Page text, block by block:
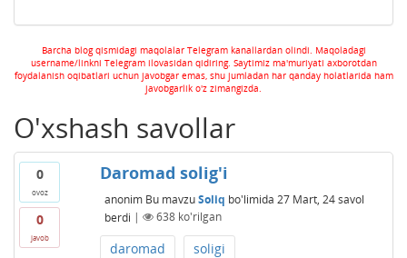
Barcha blog qismidagi maqolalar Telegram kanallardan olindi. Maqoladagi
username/linkni Telegram ilovasidan qidiring. Saytimiz ma'muriyati axborotdan
foydalanish oqibatlari uchun javobgar emas, shu jumladan har qanday holatlarida ham
javobgarlik o'z zimangizda.
O'xshash savollar
0
ovoz
0
javob
Daromad solig'i
anonim Bu mavzuSoliq bo'limida 27 Mart, 24 savol
berdi | 638ko'rilgan
daromad soligi